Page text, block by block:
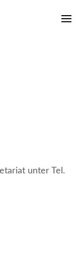
unter Tel.